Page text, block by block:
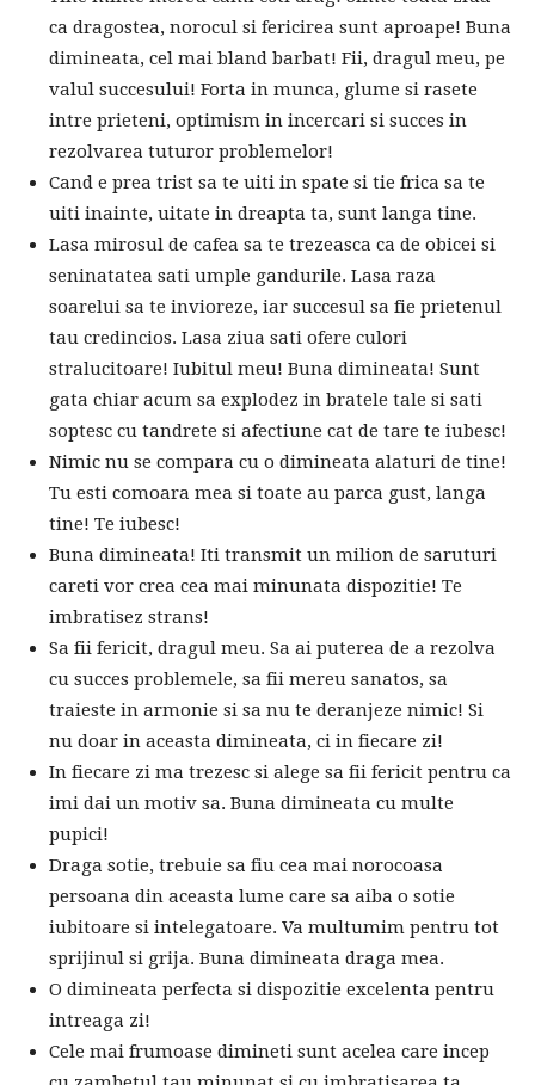
ca dragostea, norocul si fericirea sunt aproape! Buna
dimineata, cel mai bland barbat! Fii, dragul meu, pe
valul succesului! Forta in munca, glume si rasete
intre prieteni, optimism in incercari si succes in
rezolvarea tuturor problemelor!
Cand e prea trist sa te uiti in spate si tie frica sa te
uiti inainte, uitate in dreapta ta, sunt langa tine.
Lasa mirosul de cafea sa te trezeasca ca de obicei si
seninatatea sati umple gandurile. Lasa raza
soarelui sa te invioreze, iar succesul sa fie prietenul
tau credincios. Lasa ziua sati ofere culori
stralucitoare! Iubitul meu! Buna dimineata! Sunt
gata chiar acum sa explodez in bratele tale si sati
soptesc cu tandrete si afectiune cat de tare te iubesc!
Nimic nu se compara cu o dimineata alaturi de tine!
Tu esti comoara mea si toate au parca gust, langa
tine! Te iubesc!
Buna dimineata! Iti transmit un milion de saruturi
careti vor crea cea mai minunata dispozitie! Te
imbratisez strans!
Sa fii fericit, dragul meu. Sa ai puterea de a rezolva
cu succes problemele, sa fii mereu sanatos, sa
traieste in armonie si sa nu te deranjeze nimic! Si
nu doar in aceasta dimineata, ci in fiecare zi!
In fiecare zi ma trezesc si alege sa fii fericit pentru ca
imi dai un motiv sa. Buna dimineata cu multe
pupici!
Draga sotie, trebuie sa fiu cea mai norocoasa
persoana din aceasta lume care sa aiba o sotie
iubitoare si intelegatoare. Va multumim pentru tot
sprijinul si grija. Buna dimineata draga mea.
O dimineata perfecta si dispozitie excelenta pentru
intreaga zi!
Cele mai frumoase dimineti sunt acelea care incep